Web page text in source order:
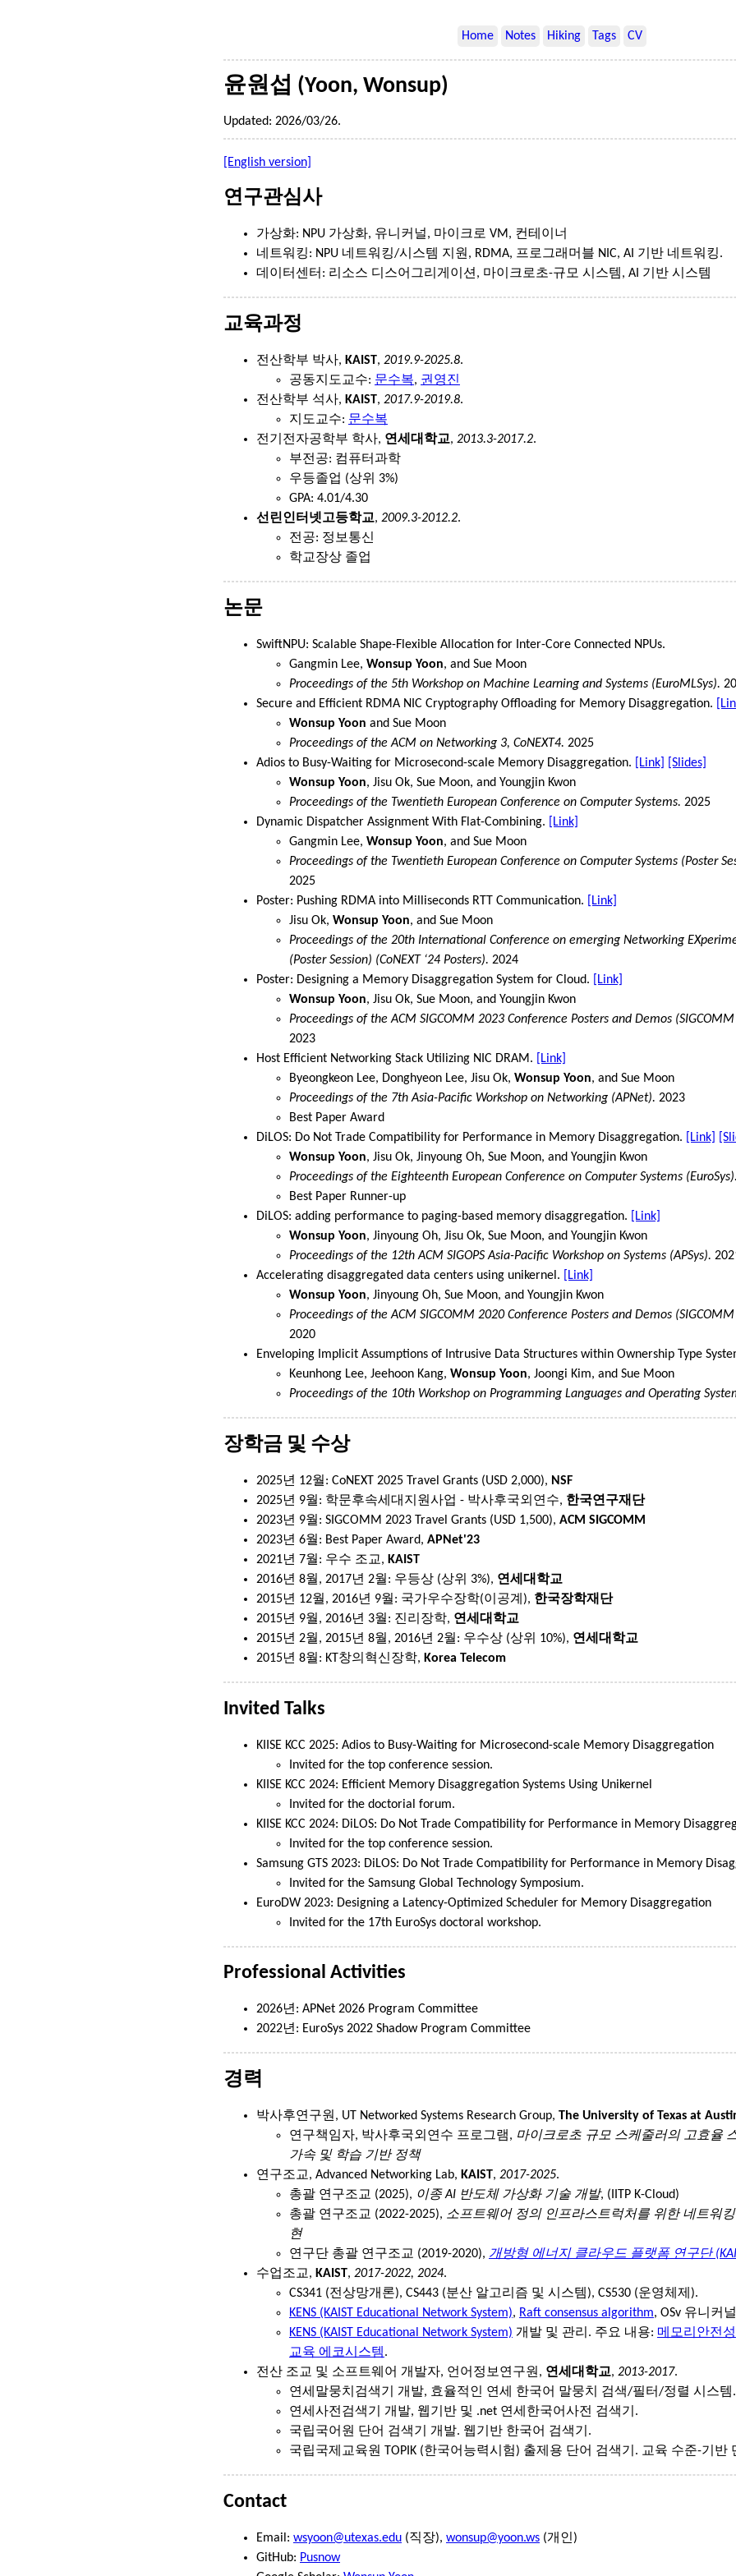
Home Notes Hiking Tags CV
윤원섭 (Yoon, Wonsup)
Updated: 2026/03/26.
[English version]
연구관심사
가상화: NPU 가상화, 유니커널, 마이크로 VM, 컨테이너
네트워킹: NPU 네트워킹/시스템 지원, RDMA, 프로그래머블 NIC, AI 기반 네트워킹.
데이터센터: 리소스 디스어그리게이션, 마이크로초-규모 시스템, AI 기반 시스템
교육과정
전산학부 박사, KAIST, 2019.9-2025.8.
공동지도교수: 문수복, 권영진
전산학부 석사, KAIST, 2017.9-2019.8.
지도교수: 문수복
전기전자공학부 학사, 연세대학교, 2013.3-2017.2.
부전공: 컴퓨터과학
우등졸업 (상위 3%)
GPA: 4.01/4.30
선린인터넷고등학교, 2009.3-2012.2.
전공: 정보통신
학교장상 졸업
논문
SwiftNPU: Scalable Shape-Flexible Allocation for Inter-Core Connected NPUs.
Gangmin Lee, Wonsup Yoon, and Sue Moon
Proceedings of the 5th Workshop on Machine Learning and Systems (EuroMLSys).
Secure and Efficient RDMA NIC Cryptography Offloading for Memory Disaggregation.
Wonsup Yoon and Sue Moon
Proceedings of the ACM on Networking 3, CoNEXT4. 2025
Adios to Busy-Waiting for Microsecond-scale Memory Disaggregation.
[Link]
[Slides]
Wonsup Yoon, Jisu Ok, Sue Moon, and Youngjin Kwon
Proceedings of the Twentieth European Conference on Computer Systems. 2025
Dynamic Dispatcher Assignment With Flat-Combining.
[Link]
Gangmin Lee, Wonsup Yoon, and Sue Moon
Proceedings of the Twentieth European Conference on Computer Systems (Poster
2025
Poster: Pushing RDMA into Milliseconds RTT Communication.
[Link]
Jisu Ok, Wonsup Yoon, and Sue Moon
Proceedings of the 20th International Conference on emerging Networking
(Poster Session) (CoNEXT ‘24 Posters). 2024
Poster: Designing a Memory Disaggregation System for Cloud.
[Link]
Wonsup Yoon, Jisu Ok, Sue Moon, and Youngjin Kwon
Proceedings of the ACM SIGCOMM 2023 Conference Posters and Demos
2023
Host Efficient Networking Stack Utilizing NIC DRAM.
[Link]
Byeongkeon Lee, Donghyeon Lee, Jisu Ok, Wonsup Yoon, and Sue Moon
Proceedings of the 7th Asia-Pacific Workshop on Networking (APNet). 2023
Best Paper Award
DiLOS: Do Not Trade Compatibility for Performance in Memory Disaggregation.
[Link]
Wonsup Yoon, Jisu Ok, Jinyoung Oh, Sue Moon, and Youngjin Kwon
Proceedings of the Eighteenth European Conference on Computer Systems (EuroSys).
Best Paper Runner-up
DiLOS: adding performance to paging-based memory disaggregation.
[Link]
Wonsup Yoon, Jinyoung Oh, Jisu Ok, Sue Moon, and Youngjin Kwon
Proceedings of the 12th ACM SIGOPS Asia-Pacific Workshop on Systems (APSys).
Accelerating disaggregated data centers using unikernel.
[Link]
Wonsup Yoon, Jinyoung Oh, Sue Moon, and Youngjin Kwon
Proceedings of the ACM SIGCOMM 2020 Conference Posters and Demos
2020
Enveloping Implicit Assumptions of Intrusive Data Structures within Ownership Type
Keunhong Lee, Jeehoon Kang, Wonsup Yoon, Joongi Kim, and Sue Moon
Proceedings of the 10th Workshop on Programming Languages and Operating
장학금 및 수상
2025년 12월: CoNEXT 2025 Travel Grants (USD 2,000), NSF
2025년 9월: 학문후속세대지원사업 - 박사후국외연수, 한국연구재단
2023년 9월: SIGCOMM 2023 Travel Grants (USD 1,500), ACM SIGCOMM
2023년 6월: Best Paper Award, APNet'23
2021년 7월: 우수 조교, KAIST
2016년 8월, 2017년 2월: 우등상 (상위 3%), 연세대학교
2015년 12월, 2016년 9월: 국가우수장학(이공계), 한국장학재단
2015년 9월, 2016년 3월: 진리장학, 연세대학교
2015년 2월, 2015년 8월, 2016년 2월: 우수상 (상위 10%), 연세대학교
2015년 8월: KT창의혁신장학, Korea Telecom
Invited Talks
KIISE KCC 2025: Adios to Busy-Waiting for Microsecond-scale Memory Disaggregation
Invited for the top conference session.
KIISE KCC 2024: Efficient Memory Disaggregation Systems Using Unikernel
Invited for the doctorial forum.
KIISE KCC 2024: DiLOS: Do Not Trade Compatibility for Performance in Memory
Invited for the top conference session.
Samsung GTS 2023: DiLOS: Do Not Trade Compatibility for Performance in Memory
Invited for the Samsung Global Technology Symposium.
EuroDW 2023: Designing a Latency-Optimized Scheduler for Memory Disaggregation
Invited for the 17th EuroSys doctoral workshop.
Professional Activities
2026년: APNet 2026 Program Committee
2022년: EuroSys 2022 Shadow Program Committee
경력
박사후연구원, UT Networked Systems Research Group, The University of Texas at
연구책임자, 박사후국외연수 프로그램, 마이크로초 규모 스케줄러의 고효율
가속 및 학습 기반 정책
연구조교, Advanced Networking Lab, KAIST, 2017-2025.
총괄 연구조교 (2025), 이종 AI 반도체 가상화 기술 개발, (IITP K-Cloud)
총괄 연구조교 (2022-2025), 소프트웨어 정의 인프라스트럭처를 위한 네트워
현
연구단 총괄 연구조교 (2019-2020), 개방형 에너지 클라우드 플랫폼 연구단
수업조교, KAIST, 2017-2022, 2024.
CS341 (전상망개론), CS443 (분산 알고리즘 및 시스템), CS530 (운영체제).
KENS (KAIST Educational Network System), Raft consensus algorithm, OSv 유니커
KENS (KAIST Educational Network System) 개발 및 관리. 주요 내용: 메모리안전성
교육 에코시스템.
전산 조교 및 소프트웨어 개발자, 언어정보연구원, 연세대학교, 2013-2017.
연세말뭉치검색기 개발, 효율적인 연세 한국어 말뭉치 검색/필터/정렬 시스템.
연세사전검색기 개발, 웹기반 및 .net 연세한국어사전 검색기.
국립국어원 단어 검색기 개발. 웹기반 한국어 검색기.
국립국제교육원 TOPIK (한국어능력시험) 출제용 단어 검색기. 교육 수준-기반
Contact
Email: wsyoon@utexas.edu (직장), wonsup@yoon.ws (개인)
GitHub: Pusnow